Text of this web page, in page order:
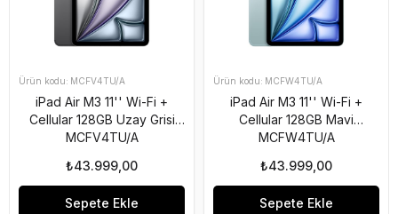
MCFV4TU/A
iPad Air M3 11'' Wi-Fi +
Cellular 128GB Uzay Grisi
MCFV4TU/A
₺43.999,00
Sepete Ekle
MCFW4TU/A
iPad Air M3 11'' Wi-Fi +
Cellular 128GB Mavi
MCFW4TU/A
₺43.999,00
Sepete Ekle